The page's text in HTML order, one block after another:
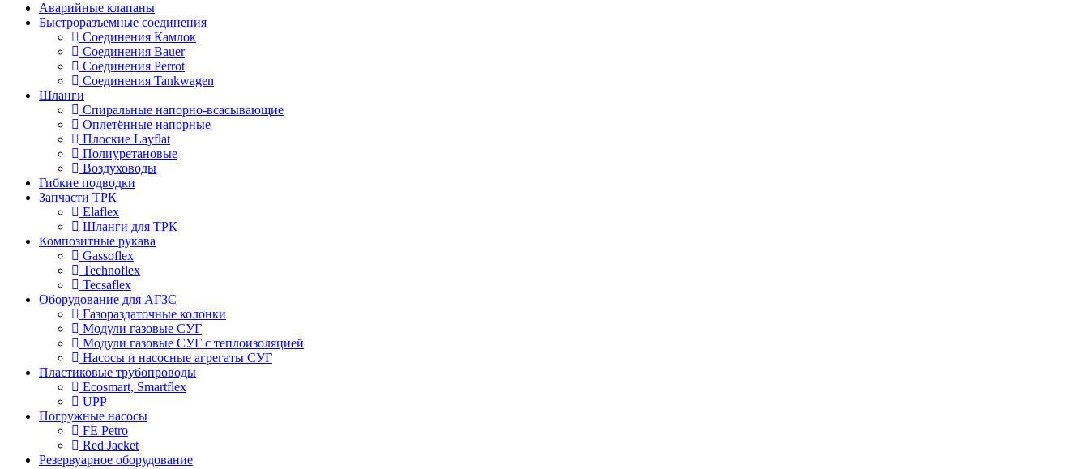
Аварийные клапаны
Быстроразъемные соединения
Соединения Камлок
Соединения Bauer
Соединения Perrot
Соединения Tankwagen
Шланги
Спиральные напорно-всасывающие
Оплетённые напорные
Плоские Layflat
Полиуретановые
Воздуховоды
Гибкие подводки
Запчасти ТРК
Elaflex
Шланги для ТРК
Композитные рукава
Gassoflex
Technoflex
Tecsaflex
Оборудование для АГЗС
Газораздаточные колонки
Модули газовые СУГ
Модули газовые СУГ с теплоизоляцией
Насосы и насосные агрегаты СУГ
Пластиковые трубопроводы
Ecosmart, Smartflex
UPP
Погружные насосы
FE Petro
Red Jacket
Резервуарное оборудование